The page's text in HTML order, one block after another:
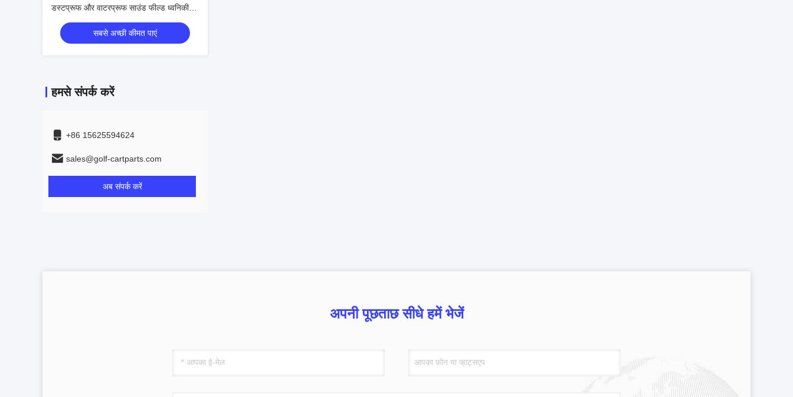
डस्टप्रूफ और वाटरप्रूफ साउंड फील्ड ध्वनिकी
अद्भुत ऑडियो
सबसे अच्छी कीमत पाएं
हमसे संपर्क करें
+86 15625594624
sales@golf-cartparts.com
अब संपर्क करें
अपनी पूछताछ सीधे हमें भेजें